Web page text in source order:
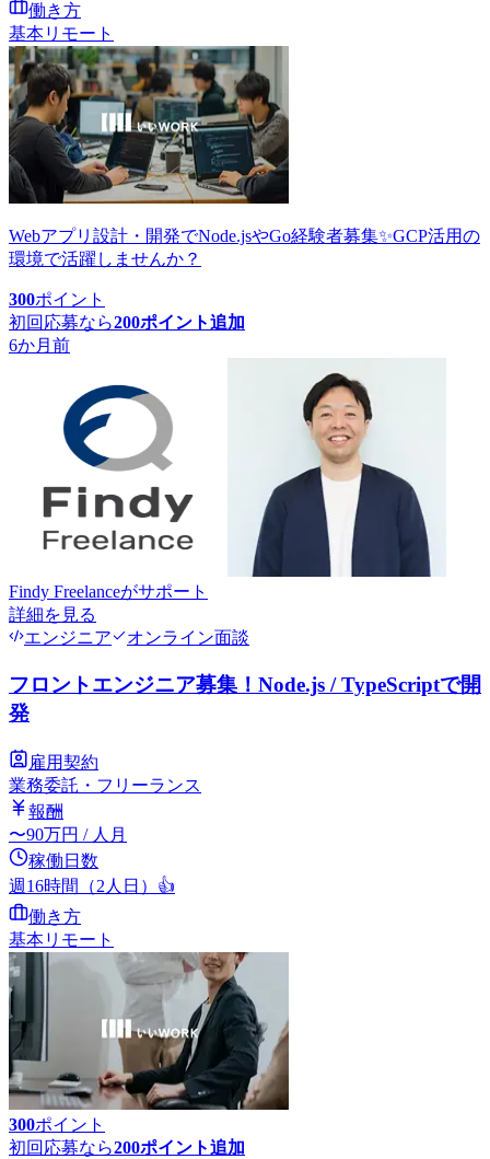
働き方
基本リモート
Webアプリ設計・開発でNode.jsやGo経験者募集✨GCP活用の
環境で活躍しませんか？
300ポイント
初回応募なら200ポイント追加
6か月前
Findy Freelanceがサポート
詳細を見る
エンジニア
オンライン面談
フロントエンジニア募集！Node.js / TypeScriptで開
発
雇用契約
業務委託・フリーランス
報酬
〜90万円 / 人月
稼働日数
週16時間（2人日） 👍
働き方
基本リモート
300ポイント
初回応募なら200ポイント追加